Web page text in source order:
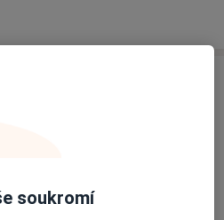
- stomatologa
mapu
se otevře v nové záložce
soukromí